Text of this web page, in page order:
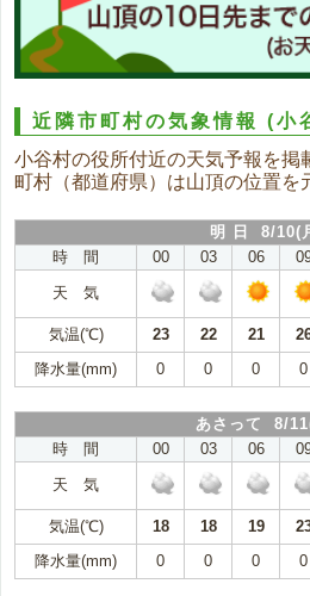
近隣市町村の気象情報(小
小谷村の役所付近の天気予報を掲
町村（都道府県）は山頂の位置を
明 日 8/10(
時 間
00 03 06
天 気
気温(℃) 23 22 21
降水量(mm)
0 0 0 0
あさって 8/
時 間
00 03 06
天 気
気温(℃) 18 18 19
降水量(mm)
0 0 0 0